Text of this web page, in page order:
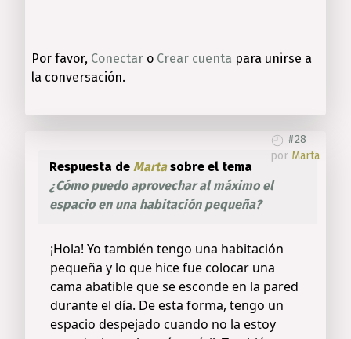
Por favor, Conectar o Crear cuenta para unirse a
la conversación.
#28
por Marta
Respuesta de Martasobre el tema
¿Cómo puedo aprovechar al máximo el
espacio en una habitación pequeña?
¡Hola! Yo también tengo una habitación
pequeña y lo que hice fue colocar una
cama abatible que se esconde en la pared
durante el día. De esta forma, tengo un
espacio despejado cuando no la estoy